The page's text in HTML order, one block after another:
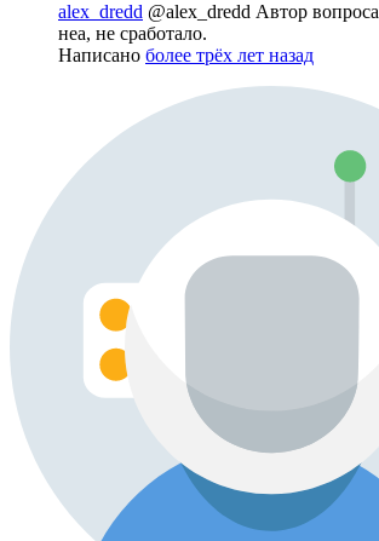
alex_dredd @alex_dredd Автор вопроса
неа, не сработало.
Написано более трёх лет назад